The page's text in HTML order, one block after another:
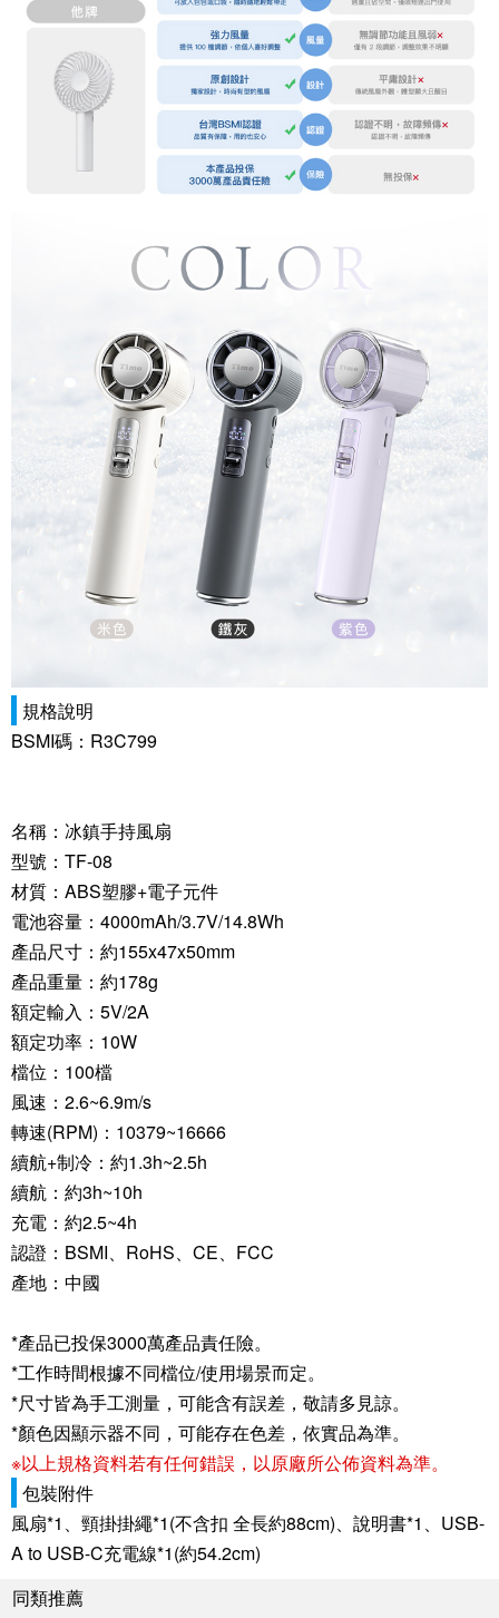
規格說明
BSMI碼：R3C799
名稱：冰鎮手持風扇
型號：TF-08
材質：ABS塑膠+電子元件
電池容量：4000mAh/3.7V/14.8Wh
產品尺寸：約155x47x50mm
產品重量：約178g
額定輸入：5V/2A
額定功率：10W
檔位：100檔
風速：2.6~6.9m/s
轉速(RPM)：10379~16666
續航+制冷：約1.3h~2.5h
續航：約3h~10h
充電：約2.5~4h
認證：BSMI、RoHS、CE、FCC
產地：中國
*產品已投保3000萬產品責任險。
*工作時間根據不同檔位/使用場景而定。
*尺寸皆為手工測量，可能含有誤差，敬請多見諒。
*顏色因顯示器不同，可能存在色差，依實品為準。
※以上規格資料若有任何錯誤，以原廠所公佈資料為準。
包裝附件
風扇*1、頸掛掛繩*1(不含扣 全長約88cm)、說明書*1、USB-
A to USB-C充電線*1(約54.2cm)
同類推薦